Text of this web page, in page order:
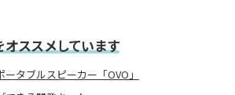
ススメしています
タブルスピーカー「OVO」